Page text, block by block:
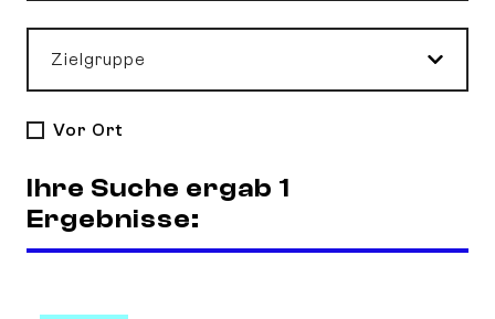
Zielgruppe
Vor Ort
Ihre Suche ergab 1
Ergebnisse: